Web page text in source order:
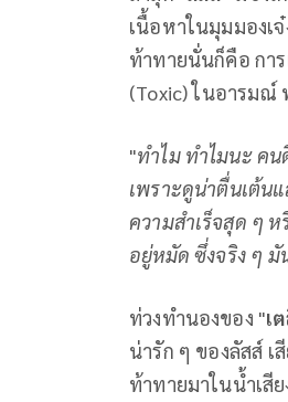
เนื้อหาในมุมมองเ
ท้าทายนั่นก็คือ กา
(Toxic) ในอารมณ์
"ทำไม ทำไมนะ ค
เพราะดูน่าตื่นเต้น
ความสำเร็จสุด ๆ
อยู่หมัด ซึ่งจริง ๆ
ท่วงทำนองของ "เ
น่ารัก ๆ ของลัสส์ เ
ท้าทายมาในน้ำเสี